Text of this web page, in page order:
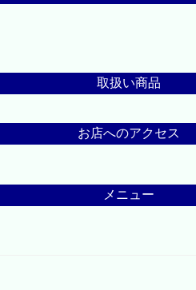
取扱い商品
お店へのアクセス
メニュー